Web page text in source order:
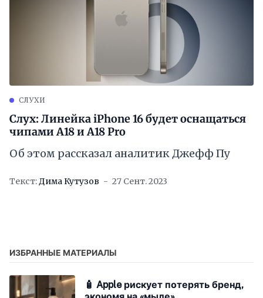
СЛУХИ
Слух: Линейка iPhone 16 будет оснащаться
чипами A18 и A18 Pro
Об этом рассказал аналитик Джефф Пу
Текст:Дима Кутузов 27 Сент. 2023
ИЗБРАННЫЕ МАТЕРИАЛЫ
🧴 Apple рискует потерять бренд,